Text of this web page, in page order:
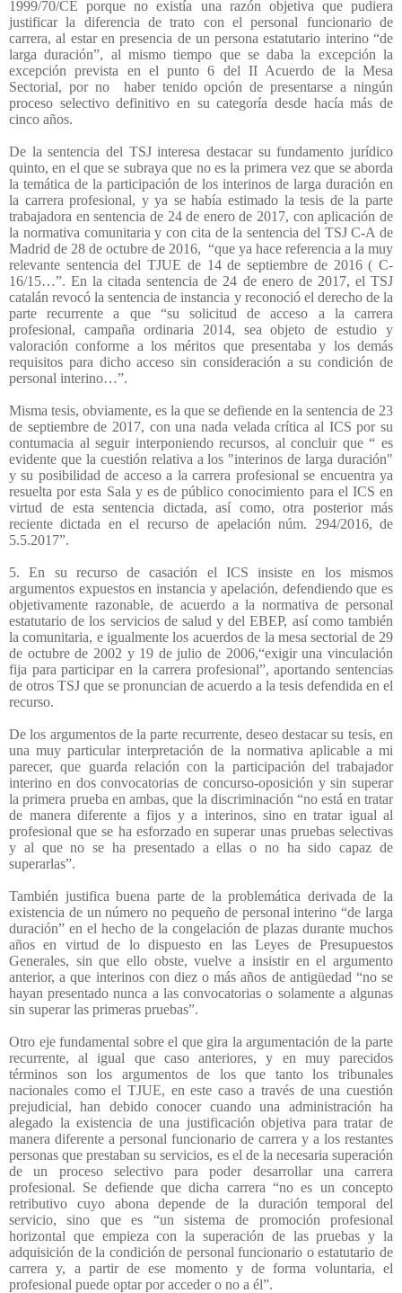
1999/70/CE porque no existía una razón objetiva que pudiera
justificar la diferencia de trato con el personal funcionario de
carrera, al estar en presencia de un persona estatutario interino “de
larga duración”, al mismo tiempo que se daba la excepción la
excepción prevista en el punto 6 del II Acuerdo de la Mesa
Sectorial, por no
haber tenido opción de presentarse a ningún
proceso selectivo definitivo en su categoría desde hacía más de
cinco años.
De la sentencia del TSJ interesa destacar su fundamento jurídico
quinto, en el que se subraya que no es la primera vez que se aborda
la temática de la participación de los interinos de larga duración en
la carrera profesional, y ya se había estimado la tesis de la parte
trabajadora en sentencia de 24 de enero de 2017, con aplicación de
la normativa comunitaria y con cita de la sentencia del TSJ C-A de
Madrid de 28 de octubre de 2016, “que ya hace referencia a la muy
relevante sentencia del TJUE de 14 de septiembre de 2016 ( C-
16/15…”. En la citada sentencia de 24 de enero de 2017, el TSJ
catalán revocó la sentencia de instancia y reconoció el derecho de la
parte recurrente a que “su solicitud de acceso a la carrera
profesional, campaña ordinaria 2014, sea objeto de estudio y
valoración conforme a los méritos que presentaba y los demás
requisitos para dicho acceso sin consideración a su condición de
personal interino…”.
Misma tesis, obviamente, es la que se defiende en la sentencia de 23
de septiembre de 2017, con una nada velada crítica al ICS por su
contumacia al seguir interponiendo recursos, al concluir que “ es
evidente que la cuestión relativa a los "interinos de larga duración"
y su posibilidad de acceso a la carrera profesional se encuentra ya
resuelta por esta Sala y es de público conocimiento para el ICS en
virtud de esta sentencia dictada, así como, otra posterior más
reciente dictada en el recurso de apelación núm. 294/2016, de
5.5.2017”.
5. En su recurso de casación el ICS insiste en los mismos
argumentos expuestos en instancia y apelación, defendiendo que es
objetivamente razonable, de acuerdo a la normativa de personal
estatutario de los servicios de salud y del EBEP, así como también
la comunitaria, e igualmente los acuerdos de la mesa sectorial de 29
de octubre de 2002 y 19 de julio de 2006,“exigir una vinculación
fija para participar en la carrera profesional”, aportando sentencias
de otros TSJ que se pronuncian de acuerdo a la tesis defendida en el
recurso.
De los argumentos de la parte recurrente, deseo destacar su tesis, en
una muy particular interpretación de la normativa aplicable a mi
parecer, que guarda relación con la participación del trabajador
interino en dos convocatorias de concurso-oposición y sin superar
la primera prueba en ambas, que la discriminación “no está en tratar
de manera diferente a fijos y a interinos, sino en tratar igual al
profesional que se ha esforzado en superar unas pruebas selectivas
y al que no se ha presentado a ellas o no ha sido capaz de
superarlas”.
También justifica buena parte de la problemática derivada de la
existencia de un número no pequeño de personal interino “de larga
duración” en el hecho de la congelación de plazas durante muchos
años en virtud de lo dispuesto en las Leyes de Presupuestos
Generales, sin que ello obste, vuelve a insistir en el argumento
anterior, a que interinos con diez o más años de antigüedad “no se
hayan presentado nunca a las convocatorias o solamente a algunas
sin superar las primeras pruebas”.
Otro eje fundamental sobre el que gira la argumentación de la parte
recurrente, al igual que caso anteriores, y en muy parecidos
términos son los argumentos de los que tanto los tribunales
nacionales como el TJUE, en este caso a través de una cuestión
prejudicial, han debido conocer cuando una administración ha
alegado la existencia de una justificación objetiva para tratar de
manera diferente a personal funcionario de carrera y a los restantes
personas que prestaban su servicios, es el de la necesaria superación
de un proceso selectivo para poder desarrollar una carrera
profesional. Se defiende que dicha carrera “no es un concepto
retributivo cuyo abona depende de la duración temporal del
servicio, sino que es “un sistema de promoción profesional
horizontal que empieza con la superación de las pruebas y la
adquisición de la condición de personal funcionario o estatutario de
carrera y, a partir de ese momento y de forma voluntaria, el
profesional puede optar por acceder o no a él”.